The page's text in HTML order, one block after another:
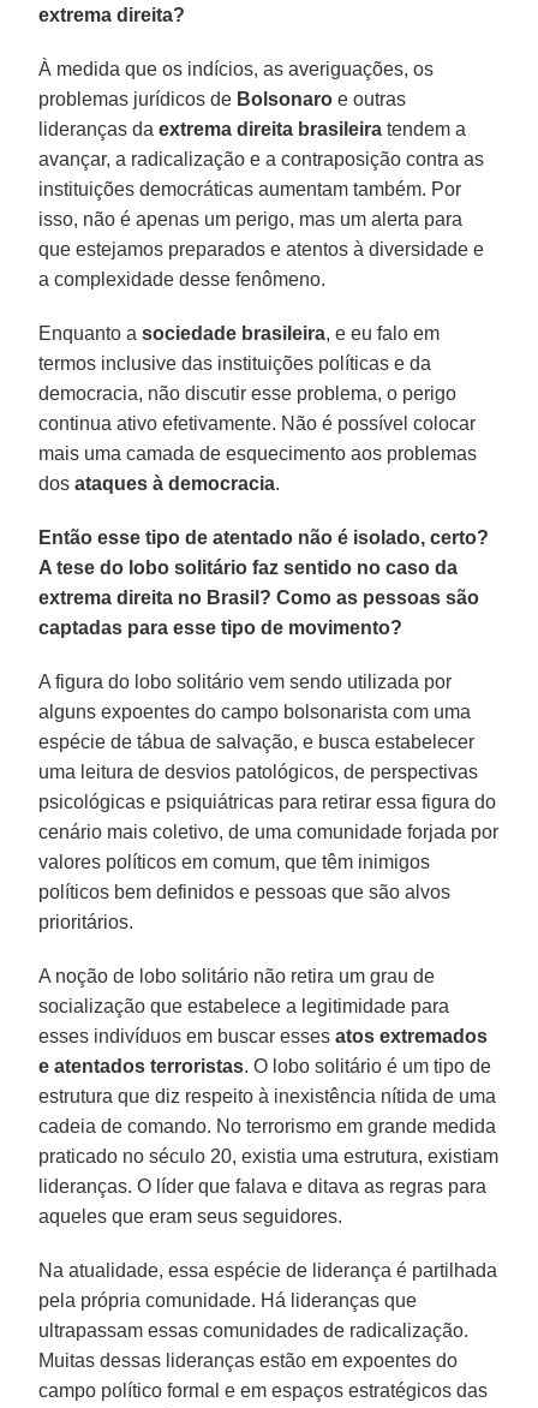
extrema direita?
À medida que os indícios, as averiguações, os
problemas jurídicos de Bolsonaro e outras
lideranças daextrema direita brasileira tendem a
avançar, a radicalização e a contraposição contra as
instituições democráticas aumentam também. Por
isso, não é apenas um perigo, mas um alerta para
que estejamos preparados e atentos à diversidade e
a complexidade desse fenômeno.
Enquanto asociedade brasileira, e eu falo em
termos inclusive das instituições políticas e da
democracia, não discutir esse problema, o perigo
continua ativo efetivamente. Não é possível colocar
mais uma camada de esquecimento aos problemas
dosataques à democracia.
Então esse tipo de atentado não é isolado, certo?
A tese do lobo solitário faz sentido no caso da
extrema direita no Brasil? Como as pessoas são
captadas para esse tipo de movimento?
A figura do lobo solitário vem sendo utilizada por
alguns expoentes do campo bolsonarista com uma
espécie de tábua de salvação, e busca estabelecer
uma leitura de desvios patológicos, de perspectivas
psicológicas e psiquiátricas para retirar essa figura do
cenário mais coletivo, de uma comunidade forjada por
valores políticos em comum, que têm inimigos
políticos bem definidos e pessoas que são alvos
prioritários.
A noção de lobo solitário não retira um grau de
socialização que estabelece a legitimidade para
esses indivíduos em buscar essesatos extremados
e atentados terroristas. O lobo solitário é um tipo de
estrutura que diz respeito à inexistência nítida de uma
cadeia de comando. No terrorismo em grande medida
praticado no século 20, existia uma estrutura, existiam
lideranças. O líder que falava e ditava as regras para
aqueles que eram seus seguidores.
Na atualidade, essa espécie de liderança é partilhada
pela própria comunidade. Há lideranças que
ultrapassam essas comunidades de radicalização.
Muitas dessas lideranças estão em expoentes do
campo político formal e em espaços estratégicos das